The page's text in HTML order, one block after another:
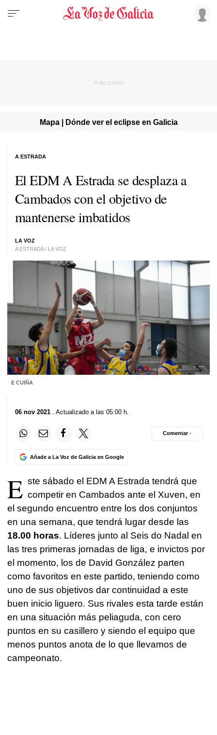
Mapa | Dónde ver el eclipse en Galicia
El EDM A Estrada se desplaza a
Cambados con el objetivo de
mantenerse imbatidos
LA VOZ
A ESTRADA / LA VOZ
A ESTRADA
E CUIÑA
06 nov 2021 . Actualizado a las 05:00 h.
Añade a La Voz de Galicia en Google
Comentar ·
E ste sábado el EDM A Estrada tendrá que
competir en Cambados ante el Xuven, en
el segundo encuentro entre los dos conjuntos
en una semana, que tendrá lugar desde las
18.00 horas. Líderes junto al Seis do Nadal en
las tres primeras jornadas de liga, e invictos por
el momento, los de David González parten
como favoritos en este partido, teniendo como
uno de sus objetivos dar continuidad a este
buen inicio liguero. Sus rivales esta tarde están
en una situación más peliaguda, con cero
puntos en su casillero y siendo el equipo que
menos puntos anota de lo que llevamos de
campeonato.